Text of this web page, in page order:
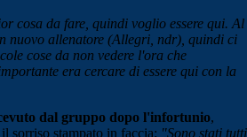
cosa da fare, quindi voglio essere qui. Al
nuovo allenatore (Allegri, ndr), quindi ci
cose da non vedere l'ora che
era cercare di essere qui con la
dal gruppo dopo l'infortunio,
sorriso stampato in faccia: "Sono stati tutti